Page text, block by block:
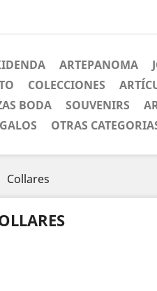
ARTEPANOMA
COLECCIONES
BODA
SOUVENIRS
OTRAS
Collares